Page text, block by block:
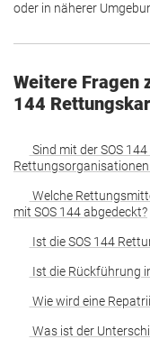
oder in näherer
Weitere Fragen
144
Sind mit der SOS
Welche
mit SOS 144 abgedeckt?
Ist die SOS 144
Ist die Rückführung
Wie wird eine
Was ist der